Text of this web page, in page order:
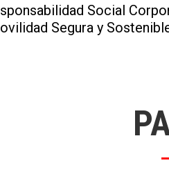
Social
Segura y